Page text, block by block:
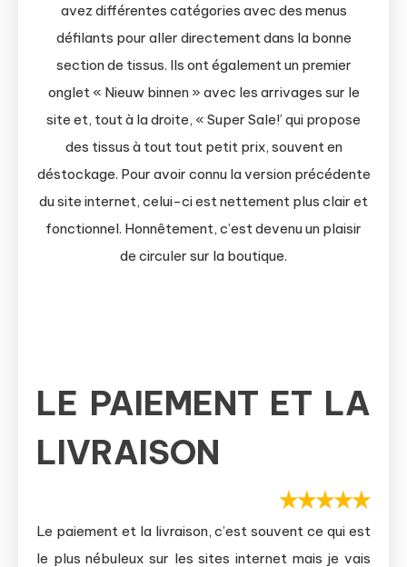
avez différentes catégories avec des menus
défilants pour aller directement dans la bonne
section de tissus. Ils ont également un premier
onglet « Nieuw binnen » avec les arrivages sur le
site et, tout à la droite, « Super Sale!’ qui propose
des tissus à tout tout petit prix, souvent en
déstockage. Pour avoir connu la version précédente
du site internet, celui-ci est nettement plus clair et
fonctionnel. Honnêtement, c’est devenu un plaisir
de circuler sur la boutique.
LE PAIEMENT ET LA
LIVRAISON
Le paiement et la livraison, c’est souvent ce qui est
le plus nébuleux sur les sites internet mais je vais